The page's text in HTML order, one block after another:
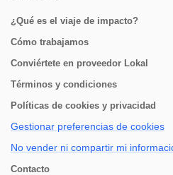
¿Qué es el viaje de impacto?
Cómo trabajamos
Conviértete en proveedor Lokal
Términos y condiciones
Políticas de cookies y privacidad
Gestionar preferencias de cookies
No vender ni compartir mi
Contacto